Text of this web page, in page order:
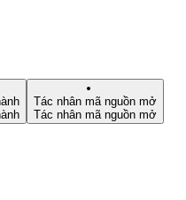
Tác nhân mã nguồn mở
Tác nhân mã nguồn mở